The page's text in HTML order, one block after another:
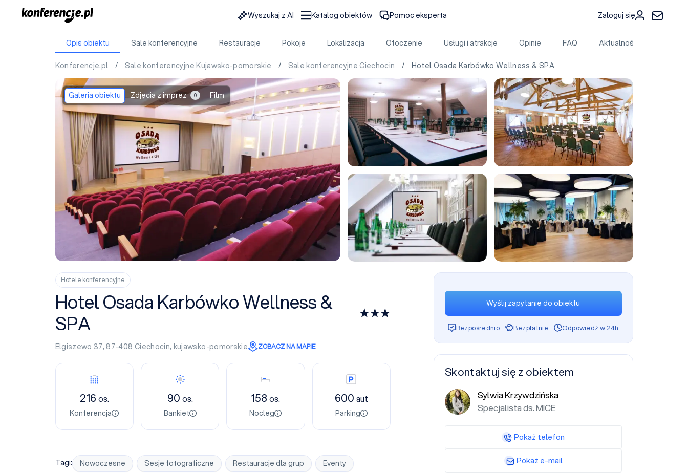
Wyszukaj z AI Katalog obiektów Pomoc eksperta Zaloguj się
Opis obiektu Sale konferencyjne Restauracje Pokoje Lokalizacja Otoczenie Usługi i atrakcje Opinie FAQ Aktualności
Konferencje.pl / Sale konferencyjne Kujawsko-pomorskie / Sale konferencyjne Ciechocin / Hotel Osada Karbówko Wellness & SPA
Galeria obiektu Zdjęcia z imprez 0 Film
+60
Hotele konferencyjne
Hotel Osada Karbówko Wellness &
SPA
Elgiszewo 37, 87-408 Ciechocin, kujawsko-pomorskie ZOBACZ NA MAPIE
Konferencja
216 os.
Konferencja
Bankiet
90 os.
Bankiet
Nocleg
158os.
Nocleg
Parking
600 aut
Parking
Tagi: Nowoczesne Sesje fotograficzne Restauracje dla grup Eventy
Wyślij zapytanie do obiektu
Bezpośrednio Bezpłatnie Odpowiedź w 24h
Skontaktuj się z obiektem
Sylwia Krzywdzińska
Specjalista ds. MICE
Pokaż telefon
Pokaż e-mail